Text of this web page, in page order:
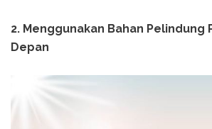
2. Menggunakan Bahan Pelindung
Depan